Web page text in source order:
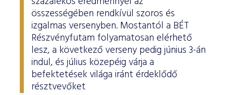
összességében rendkívül szoros és
izgalmas versenyben. Mostantól a BÉT
Részvényfutam folyamatosan elérhető
lesz, a következő verseny pedig június 3-án
indul, és július közepéig várja a
befektetések világa iránt érdeklődő
résztvevőket